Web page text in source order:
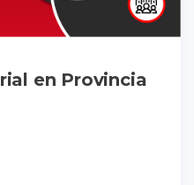
en Provincia